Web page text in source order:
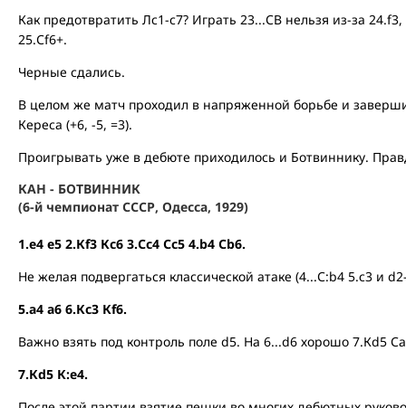
Как предотвратить Лс1-с7? Играть 23...СB нельзя из-за
25.Сf6+.
Черные сдались.
В целом же матч проходил в напряженной борьбе и
Кереса (+6, -5, =3).
Проигрывать уже в дебюте приходилось и Ботвиннику.
КАН - БОТВИННИК
(6-й чемпионат СССР, Одесса, 1929)
1.е4 е5 2.Кf3 Кс6 3.Сс4 Сс5 4.b4 Сb6.
Не желая подвергаться классической атаке (4...С:b4 5.с3 и
5.а4 а6 6.Кс3 Кf6.
Важно взять под контроль поле d5. На 6...d6 хорошо 7.Кd5
7.Кd5 К:е4.